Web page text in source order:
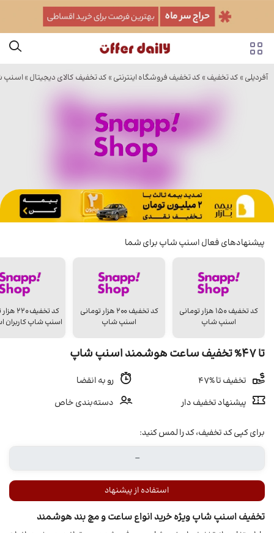
آفردیلی » کد تخفیف » کد تخفیف فروشگاه اینترنتی » کد تخفیف کالای دیجیتال »اسنپ
پیشنهادهای فعال اسنپ شاپ برای شما
کد تخفیف ۱۵۰ هزار تومانی
اسنپ شاپ
کد تخفیف ۲۰۰ هزار تومانی
اسنپ شاپ
کد تخفیف
اسنپ شاپ کاربران
تا 47% تخفیف ساعت هوشمند اسنپ شاپ
تخفیف تا %47
رو به انقضا
پیشنهاد تخفیف دار
دسته‌بندی خاص
برای کپی کد تخفیف، کد را لمس کنید:
استفاده از پیشنهاد
تخفیف اسنپ شاپ ویژه خرید انواع ساعت و مچ بند هوشمند